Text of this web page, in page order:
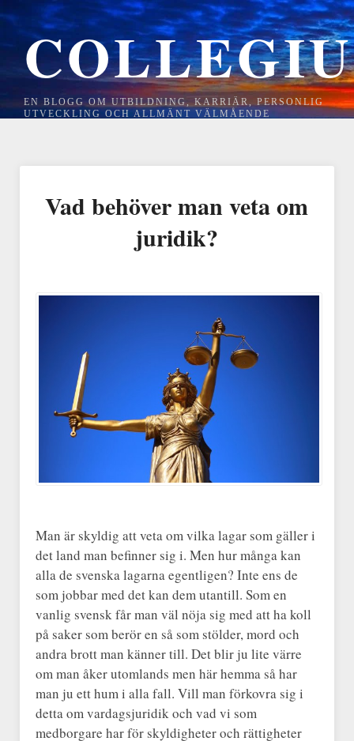
EN BLOGG OM UTBILDNING, KARRIÄR, PERSONLIG
UTVECKLING OCH ALLMÄNT VÄLMÅENDE
Vad behöver man veta om
juridik?
Man är skyldig att veta om vilka lagar som gäller i
det land man befinner sig i. Men hur många kan
alla de svenska lagarna egentligen? Inte ens de
som jobbar med det kan dem utantill. Som en
vanlig svensk får man väl nöja sig med att ha koll
på saker som berör en så som stölder, mord och
andra brott man känner till. Det blir ju lite värre
om man åker utomlands men här hemma så har
man ju ett hum i alla fall. Vill man förkovra sig i
detta om vardagsjuridik och vad vi som
medborgare har för skyldigheter och rättigheter